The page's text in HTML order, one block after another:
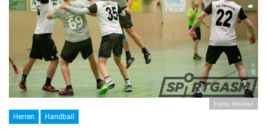
Fotos: Molitor
Herren Handball